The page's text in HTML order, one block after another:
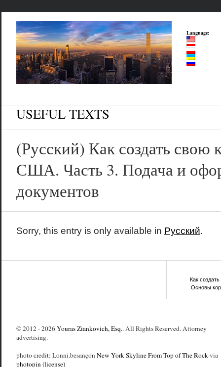
Language:
USEFUL TEXTS
(Русский) Как создать свою
США. Часть 3. Подача и
документов
Sorry, this entry is only available in Русский.
Как
Основы
© 2012 - 2026Youras Ziankovich, Esq.. All Rights Reserved. Attorney
advertising.
photo credit: Lonni.besançonNew York Skyline From Top of The Rockvia
photopin(license)